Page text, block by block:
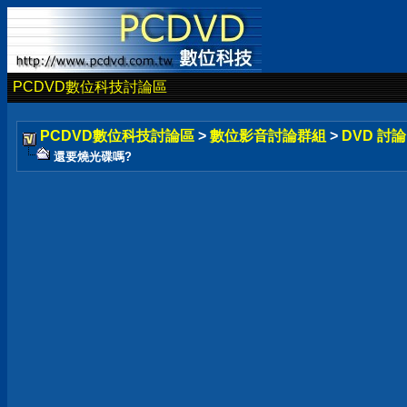
PCDVD數位科技討論區
PCDVD數位科技討論區 > 數位影音討論群組 > DVD 討
還要燒光碟嗎?